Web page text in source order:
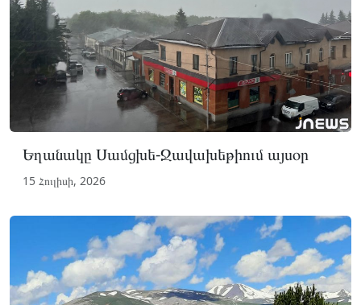
Եղանակը Սամցխե-Ջավախեթիում այսօր
15 Հուլիսի, 2026